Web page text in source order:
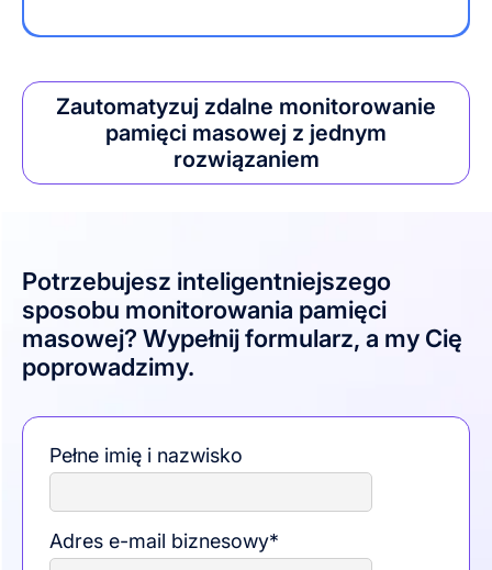
Zautomatyzuj zdalne monitorowanie
pamięci masowej z jednym
rozwiązaniem
Potrzebujesz inteligentniejszego
sposobu monitorowania pamięci
masowej? Wypełnij formularz, a my Cię
poprowadzimy.
Pełne imię i nazwisko
Adres e-mail biznesowy*